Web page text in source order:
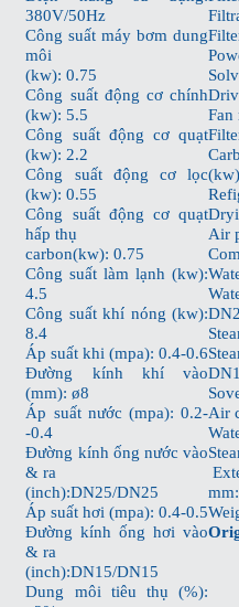
380V/50Hz
Công suất máy bơm dung
môi
(kw): 0.75
Công suất động cơ chính
(kw): 5.5
Công suất động cơ quạt
(kw): 2.2
Công suất động cơ lọc
(kw): 0.55
Công suất động cơ quạt
hấp thụ
carbon(kw): 0.75
Công suất làm lạnh (kw):
4.5
Công suất khí nóng (kw):
8.4
Áp suất khi (mpa): 0.4-0.6
Đường kính khí vào
(mm): ø8
Áp suất nước (mpa): 0.2-
-0.4
Đường kính ống nước vào
& ra
(inch):DN25/DN25
Áp suất hơi (mpa): 0.4-0.5
Đường kính ống hơi vào
& ra
(inch):DN15/DN15
Dung môi tiêu thụ (%):
Fan
Air
Air